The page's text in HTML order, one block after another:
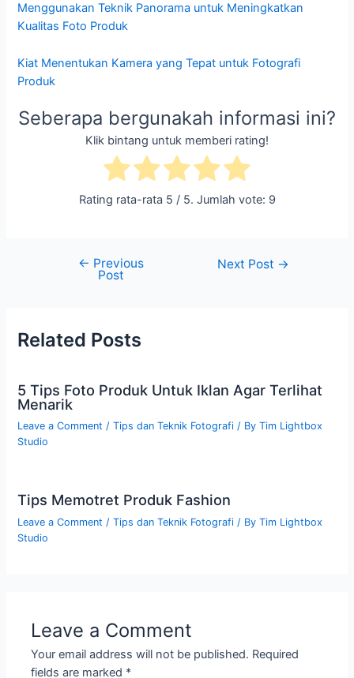
Menggunakan Teknik Panorama untuk Meningkatkan
Kualitas Foto Produk
Kiat Menentukan Kamera yang Tepat untuk Fotografi
Produk
Seberapa bergunakah informasi ini?
Klik bintang untuk memberi rating!
Rating rata-rata 5 / 5. Jumlah vote: 9
← Previous
Post
Next Post →
Related Posts
5 Tips Foto Produk Untuk Iklan Agar Terlihat
Menarik
Leave a Comment /Tips dan Teknik Fotografi / ByTim Lightbox
Studio
Tips Memotret Produk Fashion
Leave a Comment /Tips dan Teknik Fotografi / ByTim Lightbox
Studio
Leave a Comment
Your email address will not be published. Required
fields are marked *